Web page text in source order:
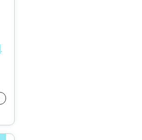
.